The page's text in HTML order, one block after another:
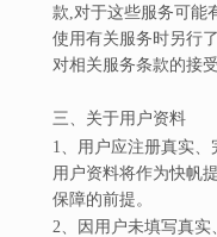
款,对于这些服务可能
使用有关服务时另行
对相关服务条款的接受
三、关于用户资料
1、用户应注册真实
用户资料将作为快帆
保障的前提。
2、因用户未填写真